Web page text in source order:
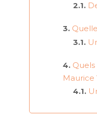
Maurice